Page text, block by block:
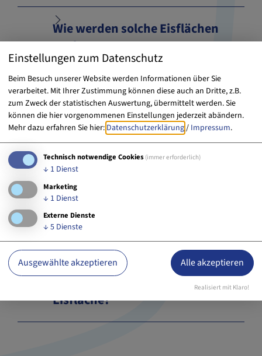
Wie werden solche Eisflächen
noch genutzt?
Entsteht bei der Nutzung der
Fläche ein Abrieb?
Welche Aspekte wurden bzgl.
Ökologie & Nachhaltigkeit bei
Erlangen like on Ice
berücksichtigt?
Dürfen Erlanger Schulklassen
Montag bis Freitag, jeweils
vormittags, kostenlos auf die
Eisfläche?
Einstellungen zum Datenschutz
Beim Besuch unserer Website werden Informationen über Sie
verarbeitet. Mit Ihrer Zustimmung können diese auch an Dritte, z.B.
zum Zweck der statistischen Auswertung, übermittelt werden. Sie
können die hier vorgenommenen Einstellungen jederzeit abändern.
Mehr dazu erfahren Sie hier: Datenschutzerklärung/ Impressum.
Technisch notwendige Cookies (immer erforderlich)
↓ 1 Dienst
Marketing
↓ 1 Dienst
Externe Dienste
↓ 5 Dienste
Ausgewählte akzeptieren Alle akzeptieren
Realisiert mit Klaro!